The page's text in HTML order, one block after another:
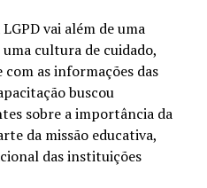
vai além de uma
cultura de cuidado,
as informações das
buscou
sobre a importância da
da missão educativa,
das instituições